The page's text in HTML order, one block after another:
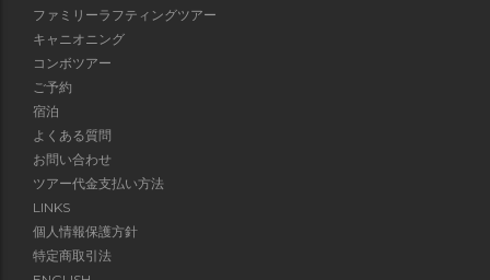
ファミリーラフティングツアー
キャニオニング
コンボツアー
ご予約
宿泊
よくある質問
お問い合わせ
ツアー代金支払い方法
LINKS
個人情報保護方針
特定商取引法